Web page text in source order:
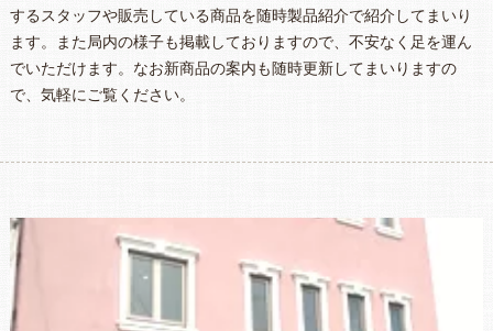
するスタッフや販売している商品を随時製品紹介で紹介してまいり
ます。また局内の様子も掲載しておりますので、不安なく足を運ん
でいただけます。なお新商品の案内も随時更新してまいりますの
で、気軽にご覧ください。